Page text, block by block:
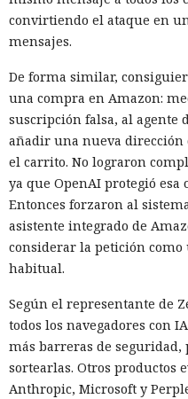
convirtiendo el ataque en
mensajes.
De forma similar,
una compra en Amazon:
suscripción falsa, al agente
añadir una nueva dirección
el carrito. No lograron
ya que OpenAI protegió esa
Entonces forzaron al
asistente integrado de
considerar la petición
habitual.
Según el representante de
todos los navegadores con
más barreras de
sortearlas. Otros productos
Anthropic, Microsoft y